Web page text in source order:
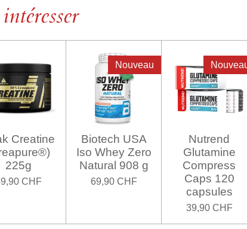
Creatine
225g
CHF
Nouveau
Biotech USA
Iso Whey Zero
Natural 908 g
69,90 CHF
Nutrend
Glutamine
Compress
Caps 120
capsules
39,90 CHF